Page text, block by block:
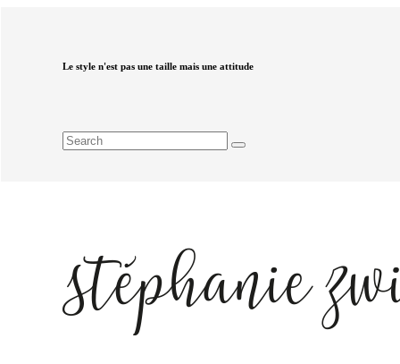
Le style n'est pas une taille mais une attitude